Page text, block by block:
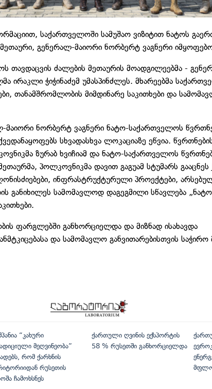
საქართველოში სამუშაო ვიზიტით ნატოს
გენერალ-მაიორი ნორბერტ ვაგნერი
თავდაცვის ძალების მეთაურის მოადგილეებმა -
ირაკლი ჭიჭინაძემ უმასპინძლეს. მხარეებმა
თანამშრომლობის მიმდინარე საკითხები და
მაიორი ნორბერტ ვაგნერი ნატო-საქართველოს
სხვადასხვა ლოკაციაზე ეწვია.
ზურაბ ხვიჩიამ და ნატო-საქართველოს
პოლკოვნიკმა დავით გაგუამ სტუმარს გააცნეს
ინფრასტრუქტურული პროექტები,
განიხილეს სამომავლოდ დაგეგმილი სწავლება
ფარგლებში განხორციელდა და მიზნად ისახავდა
და სამომავლო განვითარებისთვის საჭირო
“კახური
მეღვინეობა”
რომ ქარხნის
რუსეთის
ჩამოხსნეს
ქართული ღვინის ექსპორტის
58 % რუსეთში განხორციელდა